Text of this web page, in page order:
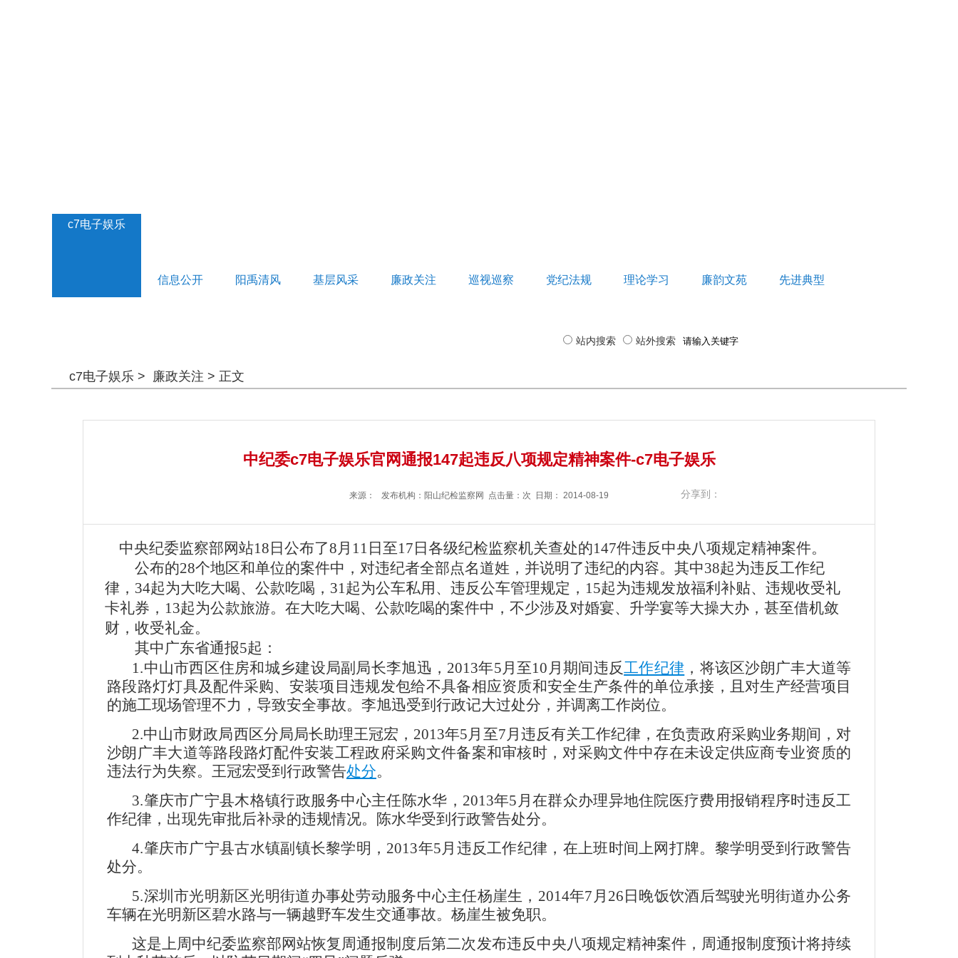
c7电子娱乐
信息公开 阳禹清风 基层风采 廉政关注 巡视巡察 党纪法规 理论学习 廉韵文苑 先进典型
站内搜索 站外搜索
c7电子娱乐 > 廉政关注 > 正文
中纪委c7电子娱乐官网通报147起违反八项规定精神案件-c7电子娱乐
来源： 发布机构： 阳山纪检监察网 点击量：次 日期： 2014-08-19 分享到：
中央纪委监察部网站18日公布了8月11日至17日各级纪检监察机关查处的147件违反中央八项规定精神案件。
公布的28个地区和单位的案件中，对违纪者全部点名道姓，并说明了违纪的内容。其中38起为违反工作纪
律，34起为大吃大喝、公款吃喝，31起为公车私用、违反公车管理规定，15起为违规发放福利补贴、违规收受礼
卡礼券，13起为公款旅游。在大吃大喝、公款吃喝的案件中，不少涉及对婚宴、升学宴等大操大办，甚至借机敛
财，收受礼金。
其中广东省通报5起：
1.中山市西区住房和城乡建设局副局长李旭迅，2013年5月至10月期间违反工作纪律 ，将该区沙朗广丰大道等
路段路灯灯具及配件采购、安装项目违规发包给不具备相应资质和安全生产条件的单位承接，且对生产经营项目
的施工现场管理不力，导致安全事故。李旭迅受到行政记大过处分，并调离工作岗位。
2.中山市财政局西区分局局长助理王冠宏，2013年5月至7月违反有关工作纪律，在负责政府采购业务期间，对
沙朗广丰大道等路段路灯配件安装工程政府采购文件备案和审核时，对采购文件中存在未设定供应商专业资质的
违法行为失察。王冠宏受到行政警告处分。
3.肇庆市广宁县木格镇行政服务中心主任陈水华，2013年5月在群众办理异地住院医疗费用报销程序时违反工
作纪律，出现先审批后补录的违规情况。陈水华受到行政警告处分。
4.肇庆市广宁县古水镇副镇长黎学明，2013年5月违反工作纪律，在上班时间上网打牌。黎学明受到行政警告
处分。
5.深圳市光明新区光明街道办事处劳动服务中心主任杨崖生，2014年7月26日晚饭饮酒后驾驶光明街道办公务
车辆在光明新区碧水路与一辆越野车发生交通事故。杨崖生被免职。
这是上周中纪委监察部网站恢复周通报制度后第二次发布违反中央八项规定精神案件，周通报制度预计将持续